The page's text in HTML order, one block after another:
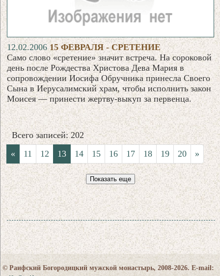
12.02.200615 ФЕВРАЛЯ - СРЕТЕНИЕ
Само слово «сретение» значит встреча. На сороковой
день после Рождества Христова Дева Мария в
сопровождении Иосифа Обручника принесла Своего
Сына в Иерусалимский храм, чтобы исполнить закон
Моисея — принести жертву-выкуп за первенца.
Всего записей: 202
«
11 12 13 14 15 16 17 18 19 20 »
Показать еще
© Раифский Богородицкий мужской монастырь, 2008-2026. E-mail: